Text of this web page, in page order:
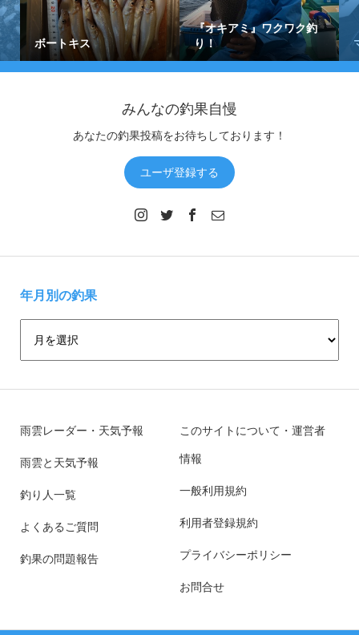
ボートキス
『オキアミ』ワクワク釣
り！
みんなの釣果自慢
あなたの釣果投稿をお待ちしております！
ユーザ登録する
年月別の釣果
雨雲レーダー・天気予報
雨雲と天気予報
釣り人一覧
よくあるご質問
釣果の問題報告
このサイトについて・運営者
情報
一般利用規約
利用者登録規約
プライバシーポリシー
お問合せ